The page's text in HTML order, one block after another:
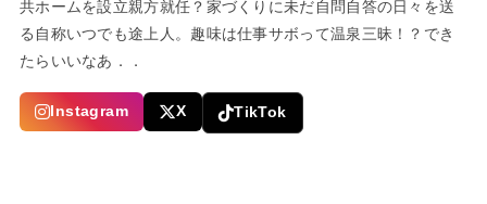
共ホームを設立親方就任？家づくりに未だ自問自答の日々を送
る自称いつでも途上人。趣味は仕事サボって温泉三昧！？でき
たらいいなあ．．
Instagram X TikTok